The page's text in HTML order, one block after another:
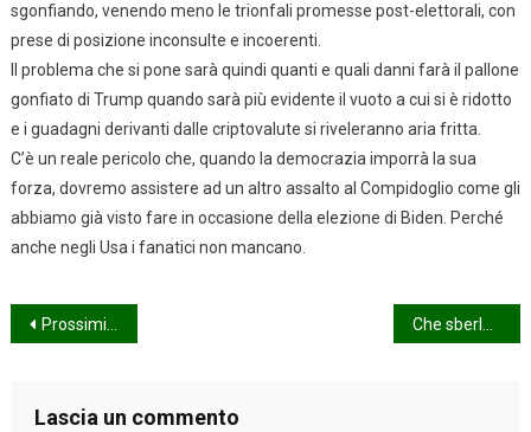
sgonfiando, venendo meno le trionfali promesse post-elettorali, con
prese di posizione inconsulte e incoerenti.
Il problema che si pone sarà quindi quanti e quali danni farà il pallone
gonfiato di Trump quando sarà più evidente il vuoto a cui si è ridotto
e i guadagni derivanti dalle criptovalute si riveleranno aria fritta.
C’è un reale pericolo che, quando la democrazia imporrà la sua
forza, dovremo assistere ad un altro assalto al Compidoglio come gli
abbiamo già visto fare in occasione della elezione di Biden. Perché
anche negli Usa i fanatici non mancano.
Navigazione
Prossimi & remoti di Pino Guzzonato
Lascia un commento